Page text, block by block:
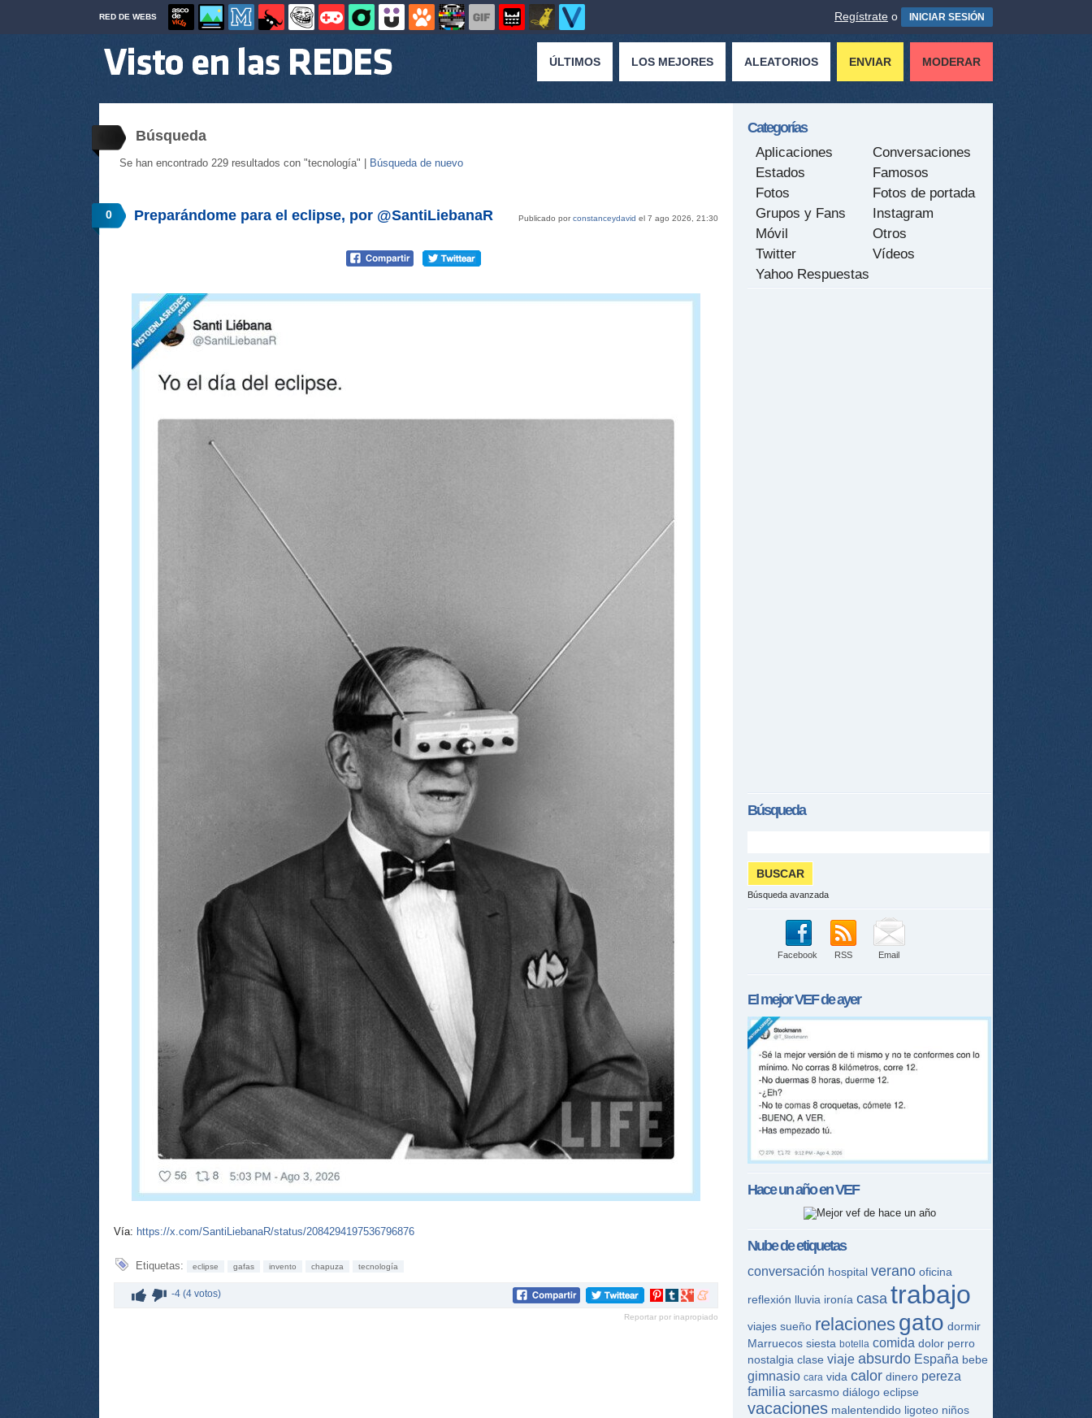
RED DE WEBS Regístrate o INICIAR SESIÓN
ÚLTIMOS LOS MEJORES ALEATORIOS ENVIAR MODERAR
Búsqueda
Se han encontrado 229 resultados con "tecnología" | Búsqueda de nuevo
0 Publicado porconstanceydavid el 7 ago 2026, 21:30
Preparándome para el eclipse, por @SantiLiebanaR
Vía: https://x.com/SantiLiebanaR/status/2084294197536796876
Etiquetas: eclipse gafas invento chapuza tecnología
-4 (4 votos)
Compartir
Pinterest
Compartir
tumblr
Compartir
Google+
Compartir
meneame
Reportar por inapropiado
Categorías
Aplicaciones
Conversaciones
Estados
Famosos
Fotos
Fotos de portada
Grupos y Fans
Instagram
Móvil
Otros
Twitter
Vídeos
Yahoo Respuestas
Búsqueda
Búsqueda avanzada
Facebook RSS Email
El mejorVEFde ayer
Hace un año enVEF
Nube de etiquetas
conversación hospital verano oficina
reflexión lluvia ironía casa trabajo
viajes sueño relaciones gato dormir
Marruecos siesta botella comida dolor perro
nostalgia clase viaje absurdo España bebe
gimnasio cara vida calor dinero pereza
familia sarcasmo diálogo eclipse
vacaciones malentendido ligoteo niños